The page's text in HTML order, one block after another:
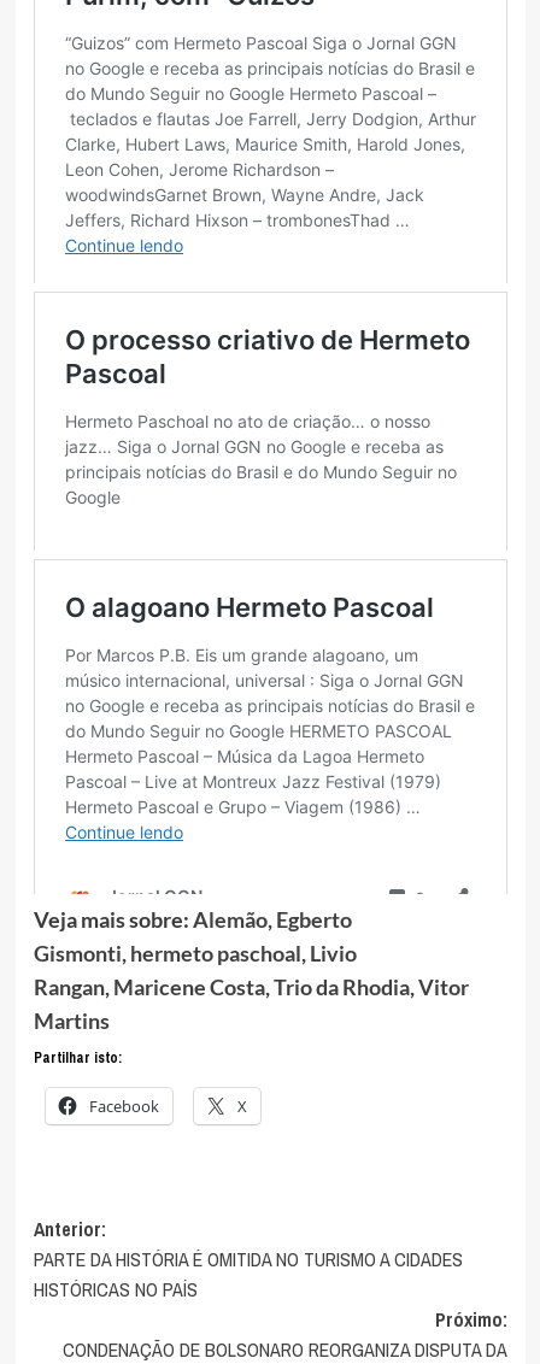
Veja mais sobre:Alemão,Egberto
Gismonti,hermeto paschoal,Livio
Rangan,Maricene Costa,Trio da Rhodia,Vitor
Martins
Partilhar isto:
Facebook X
Navegação
de
artigos
Anterior:
PARTE DA HISTÓRIA É OMITIDA NO TURISMO A CIDADES
HISTÓRICAS NO PAÍS
Próximo:
CONDENAÇÃO DE BOLSONARO REORGANIZA DISPUTA DA